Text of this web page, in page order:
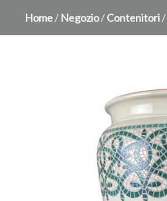
Home/ Negozio/Contenitori/